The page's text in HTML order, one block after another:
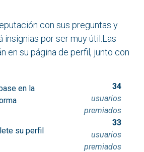
con sus preguntas y
por ser muy útil. Las
en su página de perfil, junto con
en la
34
usuarios
premiados
su perfil
33
usuarios
premiados